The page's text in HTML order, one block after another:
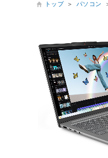
トップ ＞ パソコン